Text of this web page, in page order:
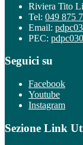
Riviera Tito
Tel: 049 875
Email:
PEC:
Seguici su
Facebook
Youtube
Instagram
Sezione Link